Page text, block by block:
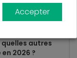
quelles autres
2026 ?
Accepter